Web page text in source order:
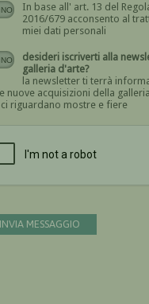
In base all' art. 13 del
2016/679 acconsento al trattamento dei
miei dati personali
desideri iscriverti alla newsletter di
galleria d'arte?
la newsletter ti terrà
nuove acquisizioni della
ci riguardano mostre e fiere
INVIA MESSAGGIO